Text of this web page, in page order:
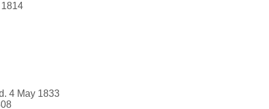
4 May 1833